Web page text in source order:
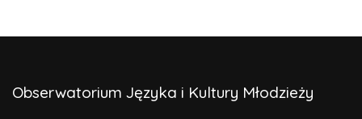
Obserwatorium Języka i Kultury Młodzieży